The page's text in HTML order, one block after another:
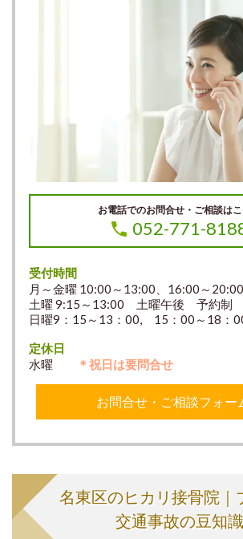
お電話でのお問合せ・ご相談は
052-771-
受付時間
月～金曜 10:00～13:00、16:00～20:00
土曜 9:15～13:00 土曜午後 予約制
日曜9：15～13：00, 15：00～18：
定休日
水曜
＊祝日は要問合せ
お問合せ・ご相談フォー
名東区のヒカリ接骨院｜
交通事故の豆知識